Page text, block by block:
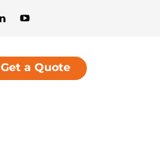
Get a Quote